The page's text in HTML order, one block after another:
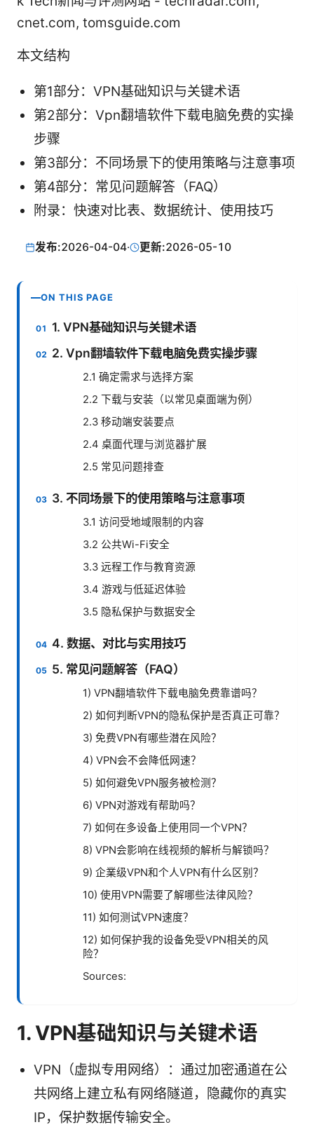
cnet.com, tomsguide.com
本文结构
第1部分：VPN基础知识与关键术语
第2部分：Vpn翻墙软件下载电脑免费的实操
步骤
第3部分：不同场景下的使用策略与注意事项
第4部分：常见问题解答（FAQ）
附录：快速对比表、数据统计、使用技巧
发布:2026-04-04· 更新:2026-05-10
ON THIS PAGE
1. VPN基础知识与关键术语
2. Vpn翻墙软件下载电脑免费实操步骤
2.1 确定需求与选择方案
2.2 下载与安装（以常见桌面端为例）
2.3 移动端安装要点
2.4 桌面代理与浏览器扩展
2.5 常见问题排查
3. 不同场景下的使用策略与注意事项
3.1 访问受地域限制的内容
3.2 公共Wi-Fi安全
3.3 远程工作与教育资源
3.4 游戏与低延迟体验
3.5 隐私保护与数据安全
4. 数据、对比与实用技巧
5. 常见问题解答（FAQ）
1) VPN翻墙软件下载电脑免费靠谱吗？
2) 如何判断VPN的隐私保护是否真正可靠？
3) 免费VPN有哪些潜在风险？
4) VPN会不会降低网速？
5) 如何避免VPN服务被检测？
6) VPN对游戏有帮助吗？
7) 如何在多设备上使用同一个VPN？
8) VPN会影响在线视频的解析与解锁吗？
9) 企業级VPN和个人VPN有什么区别？
10) 使用VPN需要了解哪些法律风险？
11) 如何测试VPN速度？
12) 如何保护我的设备免受VPN相关的风
险？
Sources:
1. VPN基础知识与关键术语
VPN（虚拟专用网络）：通过加密通道在公
共网络上建立私有网络隧道，隐藏你的真实
IP，保护数据传输安全。